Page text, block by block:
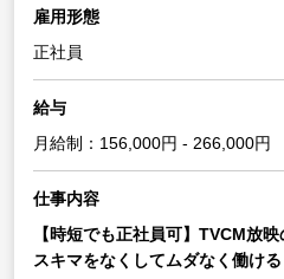
雇用形態
正社員
給与
月給制：156,000円 - 266,000円
仕事内容
【時短でも正社員可】TVCM放
スキマをなくしてムダなく働ける